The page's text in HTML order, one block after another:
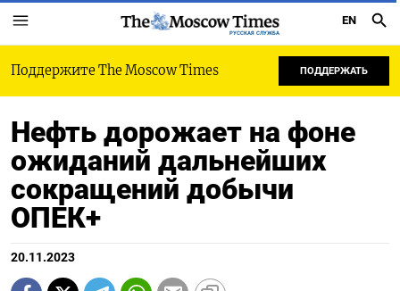
РУССКАЯ СЛУЖБА
EN
Поддержите The Moscow Times ПОДДЕРЖАТЬ
Нефть дорожает на фоне
ожиданий дальнейших
сокращений добычи
ОПЕК+
20.11.2023